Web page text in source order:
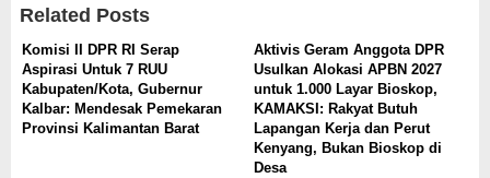
Related Posts
Komisi II DPR RI Serap
Aspirasi Untuk 7 RUU
Kabupaten/Kota, Gubernur
Kalbar: Mendesak Pemekaran
Provinsi Kalimantan Barat
Aktivis Geram Anggota DPR
Usulkan Alokasi APBN 2027
untuk 1.000 Layar Bioskop,
KAMAKSI: Rakyat Butuh
Lapangan Kerja dan Perut
Kenyang, Bukan Bioskop di
Desa